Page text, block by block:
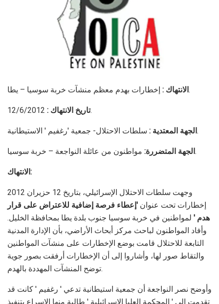
الانتهاك :إخطارات بهدم معظم منشآت خربة سوسيا – يطا.
تاريخ الانتهاك :12/6/2012.
الجهة المعتدية :سلطات الاحتلال- جمعية 'رغفيم ' الاستيطانية.
الجهة المتضررة:مواطنون من عائلة النواجعة – خربة سوسيا.
الانتهاك:
وجهت سلطات الاحتلال الإسرائيلي، بتاريخ 12 حزيران 2012
إخطارات تحت عنوان 'إعطاء فرصة إضافية للاعتراض على قرار
هدم ' لمواطنين في خربة سوسيا جنوب بلدة يطا بمحافظة الخليل.
وأفاد المواطنون لباحث مركز أبحاث الأراضي، بأن الإدارة المدنية
التابعة للاحتلال قامت بوضع الإخطارات على منشآت المواطنين
والتقاط صور لها، وأشاروا إلى أن الإخطارات أرفقت بصور جوية
توضح المنشآت المهددة بالهدم.
وأوضح نصر النواجعة أن جمعية استيطانية تدعي ' رغفيم ' كانت قد
تقدمت إلى ' المحكمة العليا الإسرائيلية ' طالبة منها الإسراع بتنفيذ